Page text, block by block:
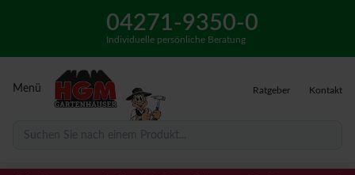
04271-9350-0
Individuelle persönliche Beratung
Menü Ratgeber Kontakt
Suchen Sie nach einem Produkt...